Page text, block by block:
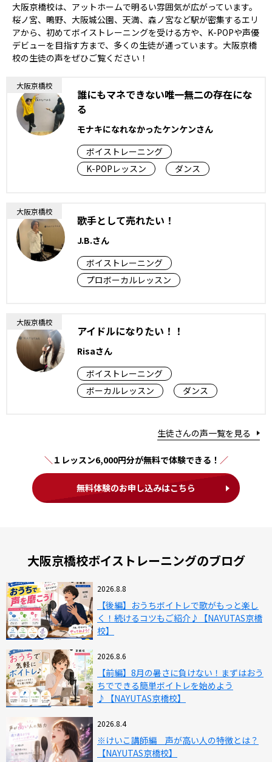
大阪京橋校は、アットホームで明るい雰囲気が広がっています。
桜ノ宮、鴫野、大阪城公園、天満、森ノ宮など駅が密集するエリ
アから、初めてボイストレーニングを受ける方や、K-POPや声優
デビューを目指す方まで、多くの生徒が通っています。大阪京橋
校の生徒の声をぜひご覧ください！
大阪京橋校
誰にもマネできない唯一無二の存在にな
る
モナキになれなかったケンケンさん
ボイストレーニング
K-POPレッスン
ダンス
大阪京橋校
歌手として売れたい！
J.B.さん
ボイストレーニング
プロボーカルレッスン
大阪京橋校
アイドルになりたい！！
Risaさん
ボイストレーニング
ボーカルレッスン
ダンス
生徒さんの声一覧を見る
１レッスン6,000円分が無料で体験できる！
無料体験のお申し込みはこちら
大阪京橋校ボイストレーニングのブログ
2026.8.8
【後編】おうちボイトレで歌がもっと楽し
く！続けるコツもご紹介♪【NAYUTAS京橋
校】
2026.8.6
【前編】8月の暑さに負けない！まずはおう
ちでできる簡単ボイトレを始めよう
♪【NAYUTAS京橋校】
2026.8.4
※けいこ講師編 声が高い人の特徴とは？
【NAYUTAS京橋校】